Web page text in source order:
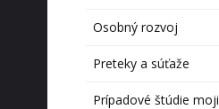
Osobný rozvoj
Preteky a súťaže
Prípadové štúdie